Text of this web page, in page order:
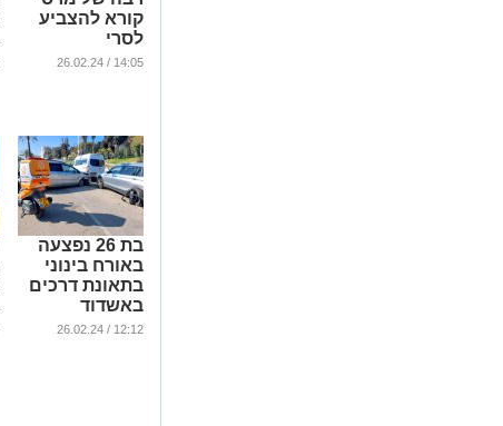
קורא להצביע
לסרי
...
14:05 / 26.02.24
בת 26 נפצעה
באורח בינוני
בתאונת דרכים
באשדוד
...
12:12 / 26.02.24